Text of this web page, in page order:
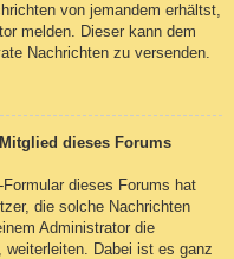
von jemandem erhältst,
melden. Dieser kann dem
Nachrichten zu versenden.
dieses Forums
dieses Forums hat
die solche Nachrichten
Administrator die
Dabei ist es ganz